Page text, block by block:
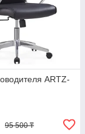
ARTZ-
95 500 ₸